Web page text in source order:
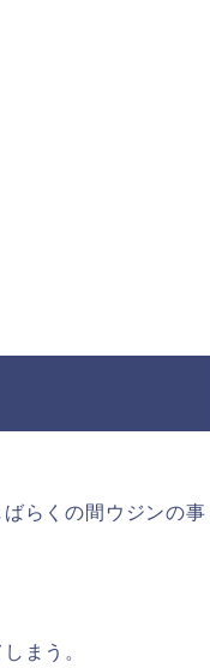
らくの間ウジンの事
まう。